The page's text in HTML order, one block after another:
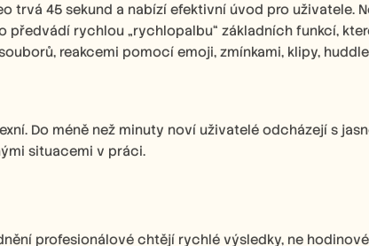
trvá 45 sekund a nabízí efektivní úvod pro uživatele.
rychlou „rychlopalbu“ základních funkcí,
reakcemi pomocí emoji, zmínkami, klipy,
Do méně než minuty noví uživatelé odcházejí s
situacemi v práci.
profesionálové chtějí rychlé výsledky, ne